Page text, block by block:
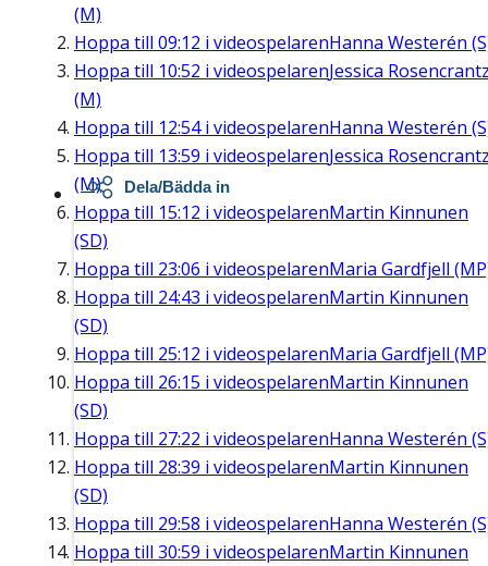
(M)
Hoppa till 09:12 i videospelarenHanna Westerén
Hoppa till 10:52 i videospelarenJessica
(M)
Hoppa till 12:54i videospelarenHanna Westerén
Hoppa till 13:59 i videospelarenJessica
(M)
Hoppa till 15:12 i videospelarenMartin Kinnunen
(SD)
Hoppa till 23:06 i videospelarenMaria Gardfjell
Hoppa till 24:43 i videospelarenMartin Kinnunen
(SD)
Hoppa till 25:12 i videospelarenMaria Gardfjell
Hoppa till 26:15 i videospelarenMartin Kinnunen
(SD)
Hoppa till 27:22 i videospelarenHanna Westerén
Hoppa till 28:39 i videospelarenMartin Kinnunen
(SD)
Hoppa till 29:58 i videospelarenHanna Westerén
Hoppa till 30:59 i videospelarenMartin Kinnunen
Dela/Bädda in